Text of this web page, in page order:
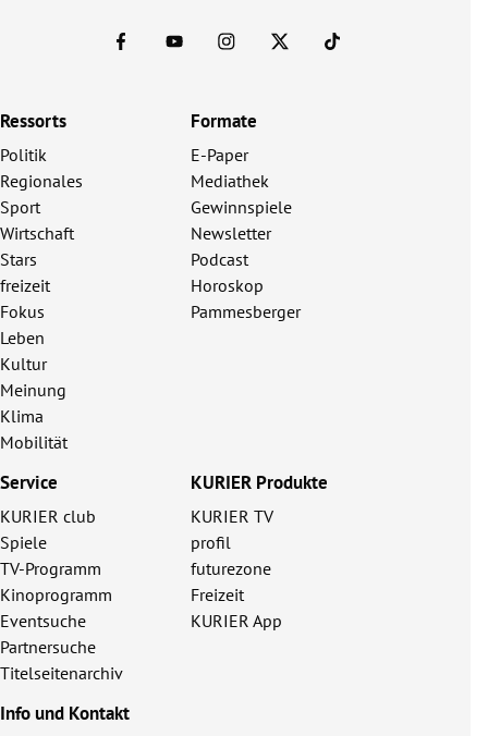
Ressorts
Politik
Regionales
Sport
Wirtschaft
Stars
freizeit
Fokus
Leben
Kultur
Meinung
Klima
Mobilität
Formate
E-Paper
Mediathek
Gewinnspiele
Newsletter
Podcast
Horoskop
Pammesberger
Service
KURIER club
Spiele
TV-Programm
Kinoprogramm
Eventsuche
Partnersuche
Titelseitenarchiv
KURIER Produkte
KURIER TV
profil
futurezone
Freizeit
KURIER App
Info und Kontakt